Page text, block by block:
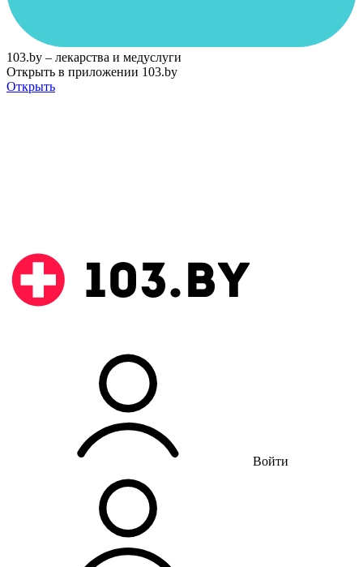
103.by – лекарства и медуслуги
Открыть в приложении 103.by
Открыть
Войти